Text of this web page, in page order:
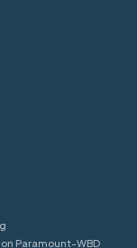
Paramount-WBD